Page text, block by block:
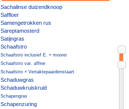
Sachalinse duizendknoop
Saffloer
Samengetrokken rus
Sareptamosterd
Satijngras
Schaafstro
Schaafstro inclusief E. × moorei
Schaafstro var. affine
Schaafstro × Vertaktepaardenstaart
Schaduwgras
Schaduwkruiskruid
Schapengras
Schapenzuring